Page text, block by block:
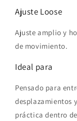
Ajuste Loose
Ajuste amplio y
de movimiento.
Ideal para
Pensado para
desplazamientos
práctica dentro